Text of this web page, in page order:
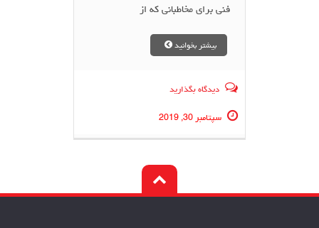
فنی برای مخاطبانی که از
بیشتر بخوانید
دیدگاه بگذارید
سپتامبر 30, 2019